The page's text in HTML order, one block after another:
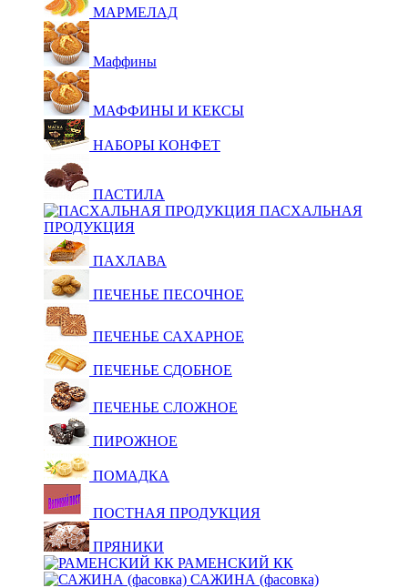
МАРМЕЛАД
Маффины
МАФФИНЫ И КЕКСЫ
НАБОРЫ КОНФЕТ
ПАСТИЛА
ПАСХАЛЬНАЯ
ПРОДУКЦИЯ
ПАХЛАВА
ПЕЧЕНЬЕ ПЕСОЧНОЕ
ПЕЧЕНЬЕ САХАРНОЕ
ПЕЧЕНЬЕ СДОБНОЕ
ПЕЧЕНЬЕ СЛОЖНОЕ
ПИРОЖНОЕ
ПОМАДКА
ПОСТНАЯ ПРОДУКЦИЯ
ПРЯНИКИ
РАМЕНСКИЙ КК
САЖИНА (фасовка)